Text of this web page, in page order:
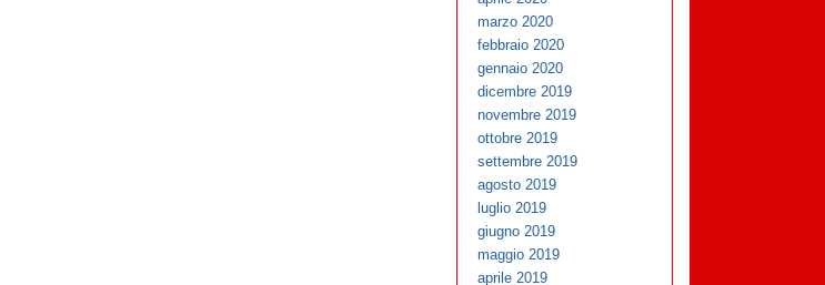
marzo 2020
febbraio 2020
gennaio 2020
dicembre 2019
novembre 2019
ottobre 2019
settembre 2019
agosto 2019
luglio 2019
giugno 2019
maggio 2019
aprile 2019